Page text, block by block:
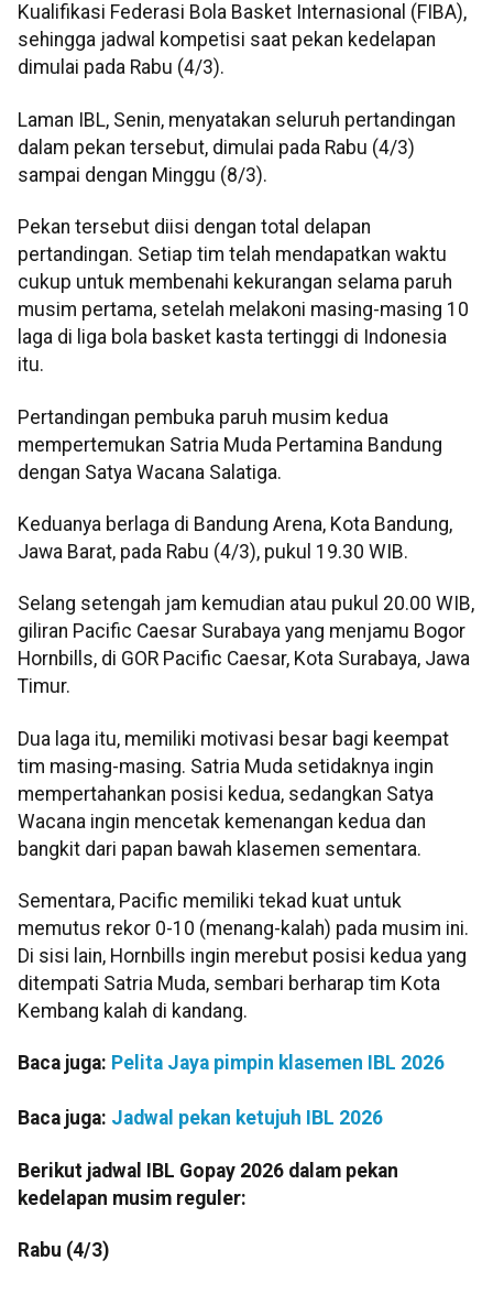
Kualifikasi Federasi Bola Basket Internasional (FIBA),
sehingga jadwal kompetisi saat pekan kedelapan
dimulai pada Rabu (4/3).
Laman IBL, Senin, menyatakan seluruh pertandingan
dalam pekan tersebut, dimulai pada Rabu (4/3)
sampai dengan Minggu (8/3).
Pekan tersebut diisi dengan total delapan
pertandingan. Setiap tim telah mendapatkan waktu
cukup untuk membenahi kekurangan selama paruh
musim pertama, setelah melakoni masing-masing 10
laga di liga bola basket kasta tertinggi di Indonesia
itu.
Pertandingan pembuka paruh musim kedua
mempertemukan Satria Muda Pertamina Bandung
dengan Satya Wacana Salatiga.
Keduanya berlaga di Bandung Arena, Kota Bandung,
Jawa Barat, pada Rabu (4/3), pukul 19.30 WIB.
Selang setengah jam kemudian atau pukul 20.00 WIB,
giliran Pacific Caesar Surabaya yang menjamu Bogor
Hornbills, di GOR Pacific Caesar, Kota Surabaya, Jawa
Timur.
Dua laga itu, memiliki motivasi besar bagi keempat
tim masing-masing. Satria Muda setidaknya ingin
mempertahankan posisi kedua, sedangkan Satya
Wacana ingin mencetak kemenangan kedua dan
bangkit dari papan bawah klasemen sementara.
Sementara, Pacific memiliki tekad kuat untuk
memutus rekor 0-10 (menang-kalah) pada musim ini.
Di sisi lain, Hornbills ingin merebut posisi kedua yang
ditempati Satria Muda, sembari berharap tim Kota
Kembang kalah di kandang.
Baca juga: Pelita Jaya pimpin klasemen IBL 2026
Baca juga: Jadwal pekan ketujuh IBL 2026
Berikut jadwal IBL Gopay 2026 dalam pekan
kedelapan musim reguler:
Rabu (4/3)